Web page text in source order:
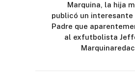
Marquina, la hija
publicó un interesante
Padre que
al exfutbolista